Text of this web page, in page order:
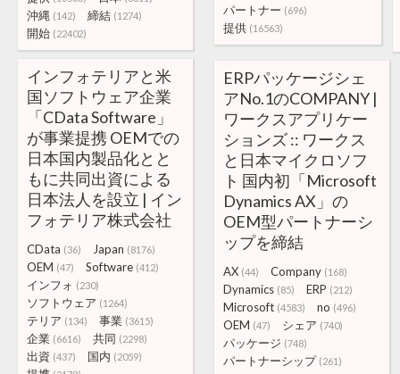
沖縄 (142) 締結 (1274)
開始 (22402)
パートナー (696)
提供 (16563)
インフォテリアと米
国ソフトウェア企業
「CData Software」
が事業提携 OEMでの
日本国内製品化とと
もに共同出資による
日本法人を設立 | イン
フォテリア株式会社
CData (36) Japan (8176)
OEM (47) Software (412)
インフォ (230)
ソフトウェア (1264)
テリア (134) 事業 (3615)
企業 (6616) 共同 (2298)
出資 (437) 国内 (2059)
ERPパッケージシェ
アNo.1のCOMPANY |
ワークスアプリケー
ションズ :: ワークス
と日本マイクロソフ
ト 国内初「Microsoft
Dynamics AX」の
OEM型パートナーシ
ップを締結
AX (44) Company (168)
Dynamics (85) ERP (212)
Microsoft (4583) no (496)
OEM (47) シェア (740)
パッケージ (748)
パートナーシップ (261)